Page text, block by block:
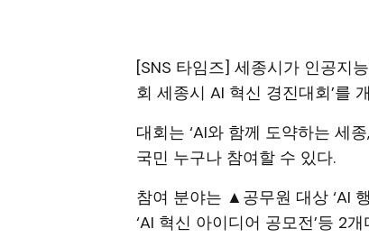
[SNS 타임즈] 세종시가 인공지
회 세종시 AI 혁신 경진대회’를
대회는 ‘AI와 함께 도약하는 세
국민 누구나 참여할 수 있다.
참여 분야는 ▲공무원 대상 ‘AI
‘AI 혁신 아이디어 공모전’등 2개